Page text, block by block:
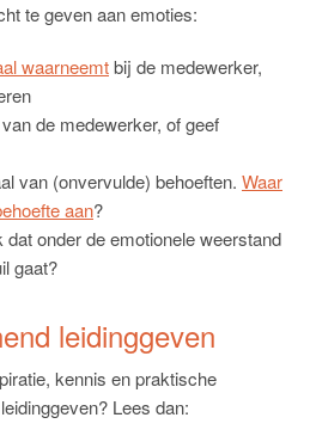
te geven aan emoties:
waarneemtbij de medewerker,
de medewerker, of geef
van (onvervulde) behoeften. Waar
aan?
onder de emotionele weerstand
gaat?
leidinggeven
kennis en praktische
Lees dan: